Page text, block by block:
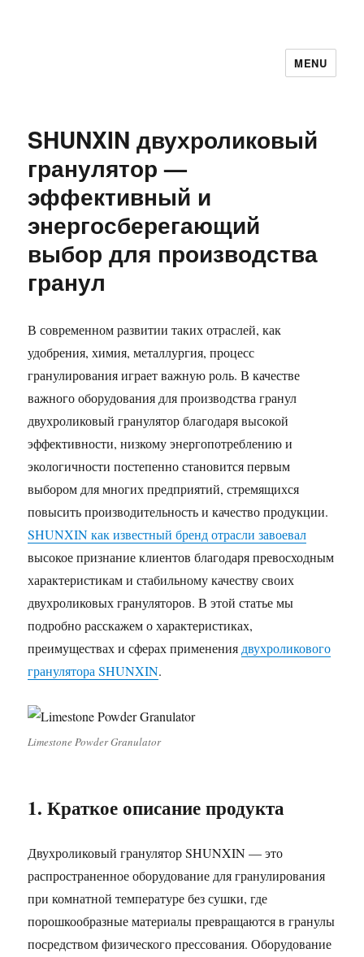
MENU
SHUNXIN двухроликовый
гранулятор —
эффективный и
энергосберегающий
выбор для производства
гранул
В современном развитии таких отраслей, как
удобрения, химия, металлургия, процесс
гранулирования играет важную роль. В качестве
важного оборудования для производства гранул
двухроликовый гранулятор благодаря высокой
эффективности, низкому энергопотреблению и
экологичности постепенно становится первым
выбором для многих предприятий, стремящихся
повысить производительность и качество продукции.
SHUNXIN как известный бренд отрасли завоевал
высокое признание клиентов благодаря превосходным
характеристикам и стабильному качеству своих
двухроликовых грануляторов. В этой статье мы
подробно расскажем о характеристиках,
преимуществах и сферах применения двухроликового
гранулятора SHUNXIN.
Limestone Powder Granulator
1. Краткое описание продукта
Двухроликовый гранулятор SHUNXIN — это
распространенное оборудование для гранулирования
при комнатной температуре без сушки, где
порошкообразные материалы превращаются в гранулы
посредством физического прессования. Оборудование